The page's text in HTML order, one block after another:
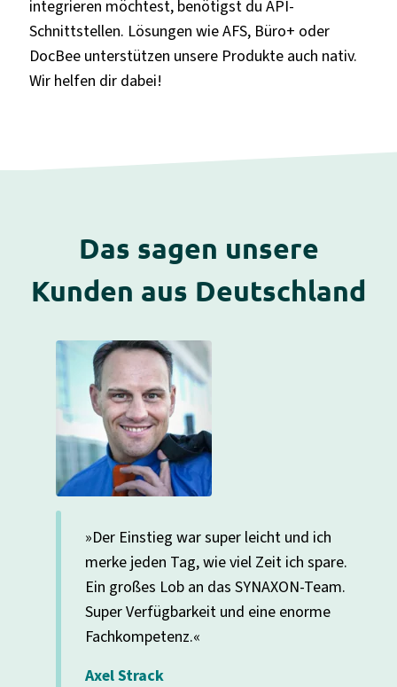
integrieren möchtest, benötigst du API-
Schnittstellen. Lösungen wie AFS, Büro+ oder
DocBee unterstützen unsere Produkte auch nativ.
Wir helfen dir dabei!
Das sagen unsere
Kunden aus Deutschland
»Der Einstieg war super leicht und ich
merke jeden Tag, wie viel Zeit ich spare.
Ein großes Lob an das SYNAXON-Team.
Super Verfügbarkeit und eine enorme
Fachkompetenz.«
Axel Strack